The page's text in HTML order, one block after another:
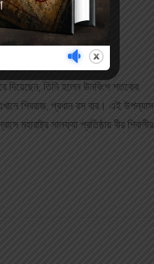
দিয়েছেন, তিনি হলেন ঊনবিংশ শতকের
শিবরাজ, প্রধান রস বার। এই উপন্যাস
মহারাষ্ট্র সালফ্যা প্রতিষ্ঠায় বীর শিবালীর